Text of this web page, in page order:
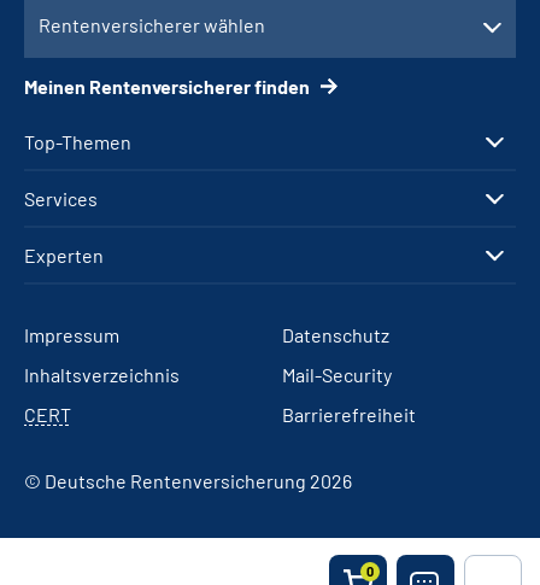
0
Top-Themen
Services
Experten
Rentenversicherer wählen
Meinen Rentenversicherer finden
Impressum
Datenschutz
Inhaltsverzeichnis
Mail-Security
CERT
Barrierefreiheit
© Deutsche Rentenversicherung 2026